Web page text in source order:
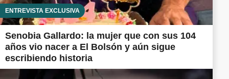
ENTREVISTA EXCLUSIVA
Senobia Gallardo: la mujer que con sus 104
años vio nacer a El Bolsón y aún sigue
escribiendo historia